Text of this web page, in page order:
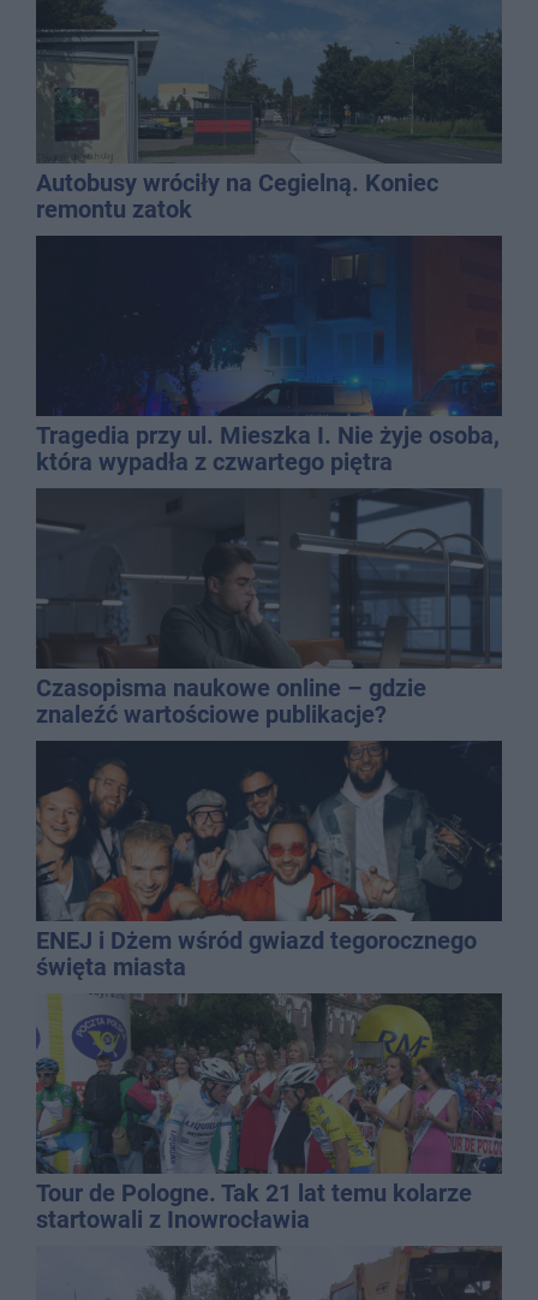
Autobusy wróciły na Cegielną. Koniec
remontu zatok
Tragedia przy ul. Mieszka I. Nie żyje osoba,
która wypadła z czwartego piętra
Czasopisma naukowe online – gdzie
znaleźć wartościowe publikacje?
ENEJ i Dżem wśród gwiazd tegorocznego
święta miasta
Tour de Pologne. Tak 21 lat temu kolarze
startowali z Inowrocławia